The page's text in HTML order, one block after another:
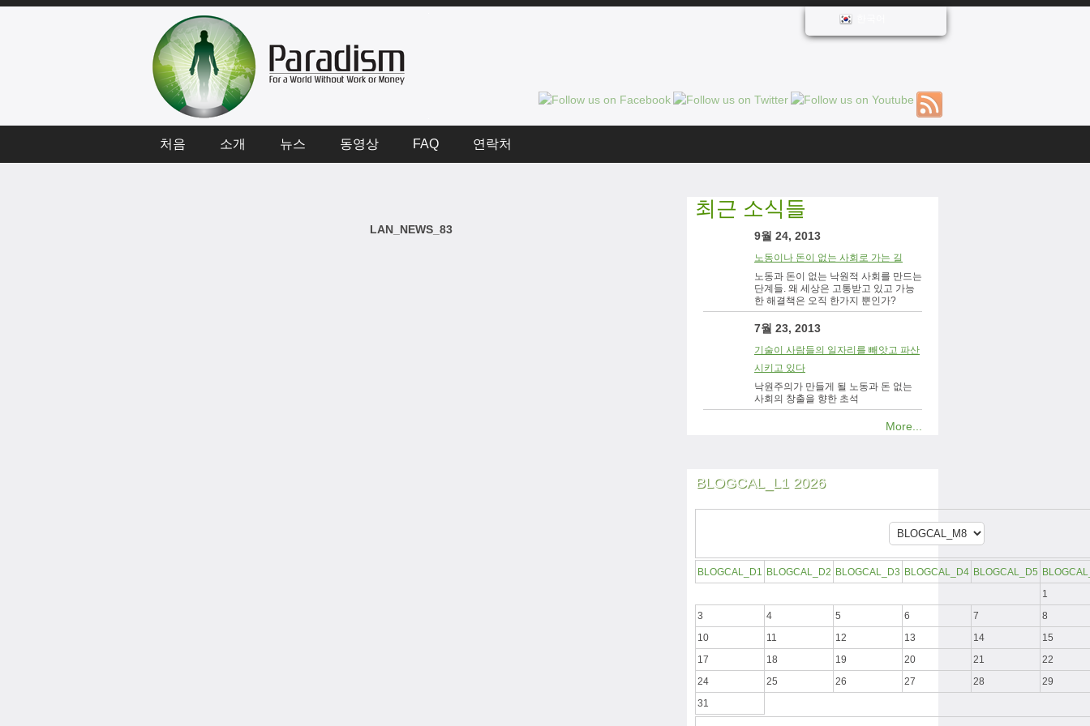
처음 소개 뉴스 동영상 FAQ 연락처
LAN_NEWS_83
최근 소식들
9월 24, 2013
노동이나 돈이 없는 사회로 가는 길
노동과 돈이 없는 낙원적 사회를 만드는
단계들. 왜 세상은 고통받고 있고 가능
한 해결책은 오직 한가지 뿐인가?
7월 23, 2013
기술이 사람들의 일자리를 빼앗고 파산
시키고 있다
낙원주의가 만들게 될 노동과 돈 없는
사회의 창출을 향한 초석
More...
BLOGCAL_L1 2026
BLOGCAL_D1 BLOGCAL_D2 BLOGCAL_D3 BLOGCAL_D4 BLOGCAL_D5
1
3
4 5 6 7
8
10
11 12 13 14
15
17
18 19 20 21
22
24
25 26 27 28
29
31